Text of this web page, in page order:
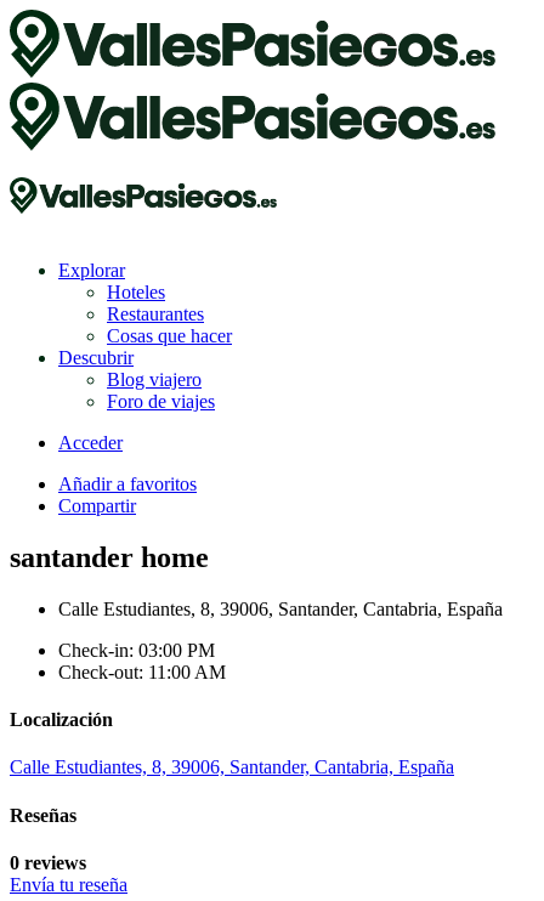
Explorar
Hoteles
Restaurantes
Cosas que hacer
Descubrir
Blog viajero
Foro de viajes
Acceder
Añadir a favoritos
Compartir
santander home
Calle Estudiantes, 8, 39006, Santander, Cantabria, España
Check-in: 03:00 PM
Check-out: 11:00 AM
Localización
Calle Estudiantes, 8, 39006, Santander, Cantabria, España
Reseñas
0 reviews
Envía tu reseña